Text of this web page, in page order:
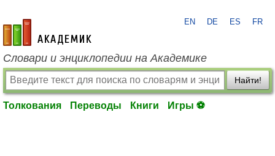
academic.ru
EN DE ES FR
Словари и энциклопедии на Академике
Найти!
Толкования Переводы Книги Игры ⚽